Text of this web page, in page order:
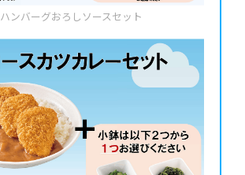
ハンバーグおろしソースセット